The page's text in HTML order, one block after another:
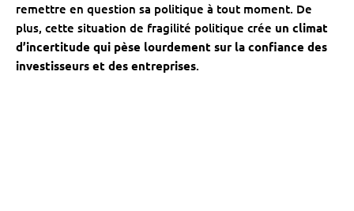
remettre en question sa politique à tout moment. De
plus, cette situation de fragilité politique crée un climat
d’incertitude qui pèse lourdement sur la confiance des
investisseurs et des entreprises.